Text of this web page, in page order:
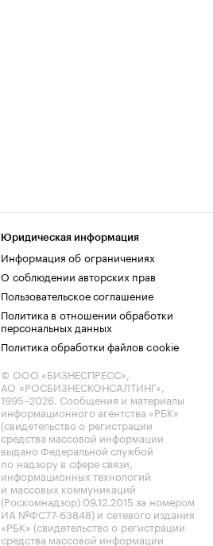
Юридическая информация
Информация об ограничениях
О соблюдении авторских прав
Пользовательское соглашение
Политика в отношении обработки
персональных данных
Политика обработки файлов cookie
© ООО «БИЗНЕСПРЕСС»,
АО «РОСБИЗНЕСКОНСАЛТИНГ»,
1995–2026. Сообщения и материалы
информационного агентства «РБК»
(свидетельство о регистрации
средства массовой информации
выдано Федеральной службой
по надзору в сфере связи,
информационных технологий
и массовых коммуникаций
(Роскомнадзор) 09.12.2015 за номером
ИА №ФС77-63848) и сетевого издания
«РБК» (свидетельство о регистрации
средства массовой информации